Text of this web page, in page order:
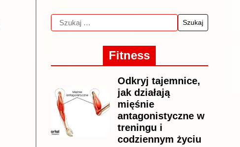
Fitness
Odkryj tajemnice,
jak działają
mięśnie
antagonistyczne w
treningu i
codziennym życiu